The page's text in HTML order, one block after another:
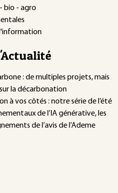
bio - agro
l'information
: de multiples projets, mais
la décarbonation
à vos côtés : notre série de l’été
de l’IA générative, les
de l’avis de l’Ademe